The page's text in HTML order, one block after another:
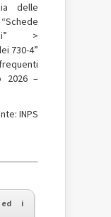
delle
>
730-4”
2026 –
INPS
ed i